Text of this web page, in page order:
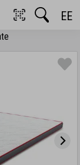
EE